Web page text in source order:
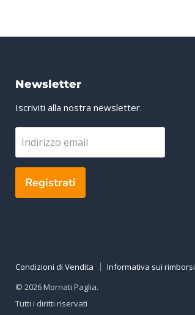
Newsletter
Iscriviti alla nostra newsletter.
Indirizzo email
Registrati
Condizioni di Vendita Informativa sui rimborsi
© 2026 Mornati Paglia.
Tutti i diritti riservati